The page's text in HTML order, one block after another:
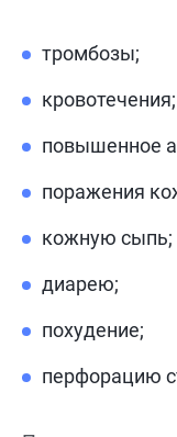
тромбозы;
кровотечения;
повышенное
поражения
кожную сыпь;
диарею;
похудение;
перфорацию